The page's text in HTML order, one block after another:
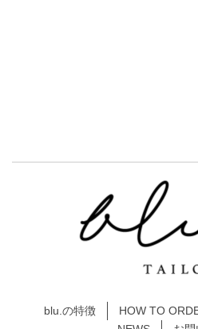
blu.の特徴 HOW TO